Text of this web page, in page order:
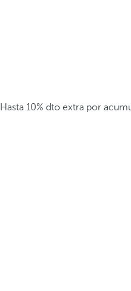
Hasta 10% dto extra por